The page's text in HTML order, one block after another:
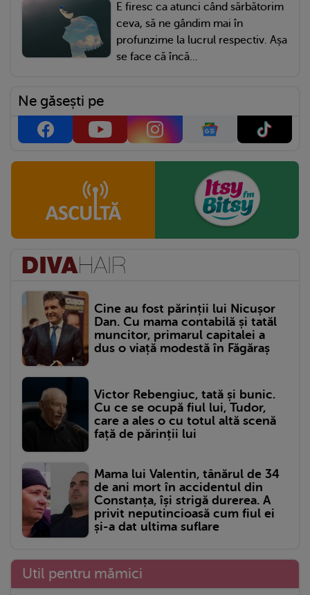
E firesc ca atunci când sărbătorim
ceva, să ne gândim mai în
profunzime la lucrul respectiv. Așa
se face că încă...
Ne găsești pe
Cine au fost părinții lui Nicușor
Dan. Cu mama contabilă și tatăl
muncitor, primarul capitalei a
dus o viață modestă în Făgăraș
Victor Rebengiuc, tată și bunic.
Cu ce se ocupă fiul lui, Tudor,
care a ales o cu totul altă scenă
față de părinții lui
Mama lui Valentin, tânărul de 34
de ani mort în accidentul din
Constanța, își strigă durerea. A
privit neputincioasă cum fiul ei
și-a dat ultima suflare
Util pentru mămici